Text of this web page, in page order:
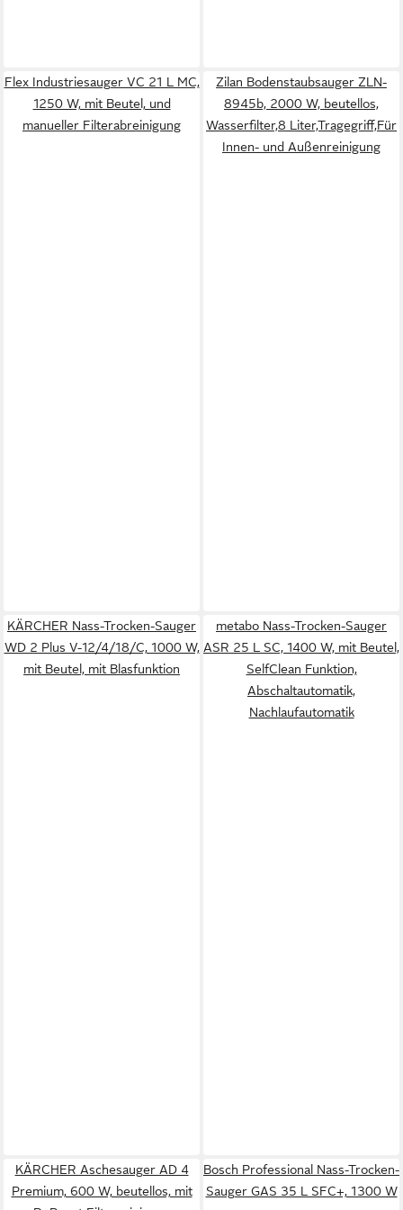
Flex Industriesauger VC 21 L MC,
1250 W, mit Beutel, und
manueller Filterabreinigung
Zilan Bodenstaubsauger ZLN-
8945b, 2000 W, beutellos,
Wasserfilter,8 Liter,Tragegriff,Für
Innen- und Außenreinigung
KÄRCHER Nass-Trocken-Sauger
WD 2 Plus V-12/4/18/C, 1000 W,
mit Beutel, mit Blasfunktion
metabo Nass-Trocken-Sauger
ASR 25 L SC, 1400 W, mit Beutel,
SelfClean Funktion,
Abschaltautomatik,
Nachlaufautomatik
KÄRCHER Aschesauger AD 4
Premium, 600 W, beutellos, mit
Bosch Professional Nass-Trocken-
Sauger GAS 35 L SFC+, 1300 W